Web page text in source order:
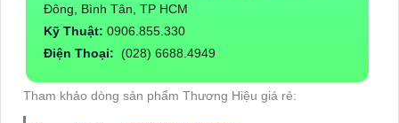
Đông, Bình Tân, TP HCM
Kỹ Thuật: 0906.855.330
Điện Thoại: (028) 6688.4949
Tham khảo dòng sản phẩm Thương Hiệu giá rẻ: